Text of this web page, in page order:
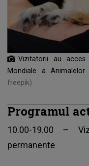
Vizitatorii au
Mondiale a
freepik)
Programul
10.00-19.00 –
permanente